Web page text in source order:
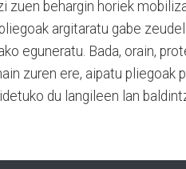
zuen behargin horiek
argitaratu gabe
eguneratu. Bada, orain,
zuren ere, aipatu pliegoak
du langileen lan